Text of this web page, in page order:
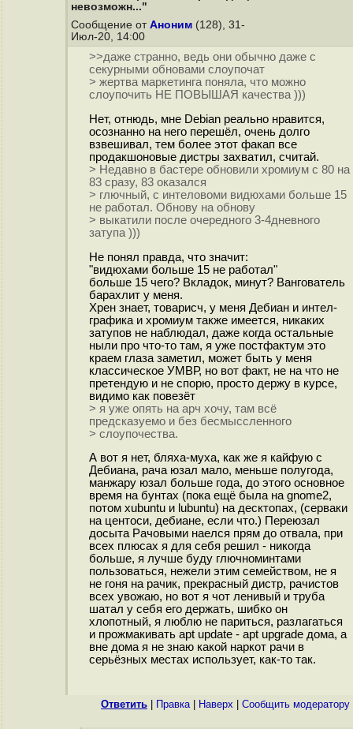
невозможн..."
Сообщение от Аноним (128), 31-
Июл-20, 14:00
>>даже странно, ведь они обычно даже с
секурными обновами слоупочат
> жертва маркетинга поняла, что можно
слоупочить НЕ ПОВЫШАЯ качества )))
Нет, отнюдь, мне Debian реально нравится,
осознанно на него перешёл, очень долго
взвешивал, тем более этот факап все
продакшоновые дистры захватил, считай.
> Недавно в бастере обновили хромиум с 80 на
83 сразу, 83 оказался
> глючный, с интеловоми видюхами больше 15
не работал. Обнову на обнову
> выкатили после очередного 3-4дневного
затупа )))
Не понял правда, что значит:
"видюхами больше 15 не работал"
больше 15 чего? Вкладок, минут? Вангователь
барахлит у меня.
Хрен знает, товарисч, у меня Дебиан и интел-
графика и хромиум также имеется, никаких
затупов не наблюдал, даже когда остальные
ныли про что-то там, я уже постфактум это
краем глаза заметил, может быть у меня
классическое УМВР, но вот факт, не на что не
претендую и не спорю, просто держу в курсе,
видимо как повезёт
> я уже опять на арч хочу, там всё
предсказуемо и без бесмыссленного
> слоупочества.
А вот я нет, бляха-муха, как же я кайфую с
Дебиана, рача юзал мало, меньше полугода,
манжару юзал больше года, до этого основное
время на бунтах (пока ещё была на gnome2,
потом xubuntu и lubuntu) на десктопах, (серваки
на центоси, дебиане, если что.) Переюзал
досыта Рачовыми наелся прям до отвала, при
всех плюсах я для себя решил - никогда
больше, я лучше буду глючноминтами
пользоваться, нежели этим семейством, не я
не гоня на рачик, прекрасный дистр, рачистов
всех увожаю, но вот я чот ленивый и труба
шатал у себя его держать, шибко он
хлопотный, я люблю не париться, разлагаться
и прожмакивать apt update - apt upgrade дома, а
вне дома я не знаю какой наркот рачи в
серьёзных местах использует, как-то так.
Ответить Правка| Наверх Cообщить модератору